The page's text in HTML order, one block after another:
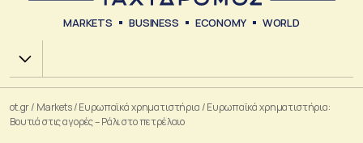
MARKETS BUSINESS ECONOMY WORLD
Χ.Α.
ot.gr/ Markets/Ευρωπαϊκά χρηματιστήρια /Ευρωπαϊκά χρηματιστήρια:
Βουτιά στις αγορές – Ράλι στο πετρέλαιο